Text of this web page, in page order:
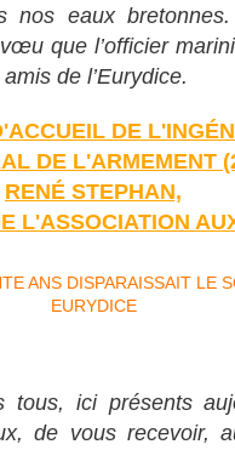
nos eaux
que l’officier
de l’Eurydice.
DE
DE L'ARMEMENT
RENÉ STEPHAN,
L'ASSOCIATION
tous, ici présents
de vous recevoir,